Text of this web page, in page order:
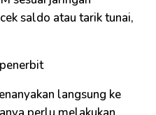
saldo atau tarik tunai,
langsung ke